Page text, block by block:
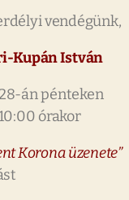
vendégünk,
Kupán István
án pénteken
órakor
Korona üzenete”